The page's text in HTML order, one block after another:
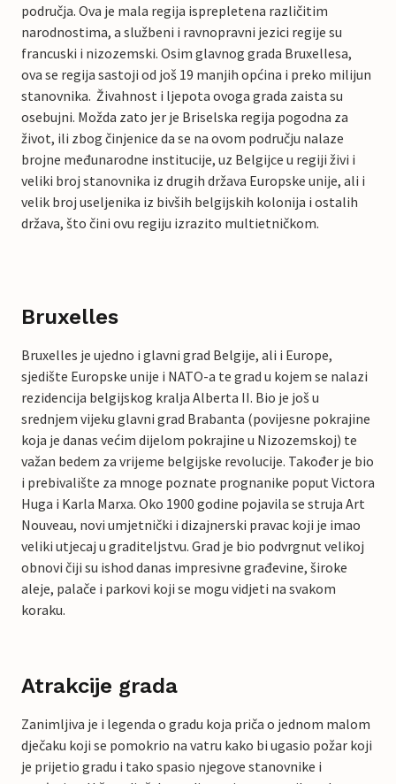
područja. Ova je mala regija isprepletena različitim
narodnostima, a službeni i ravnopravni jezici regije su
francuski i nizozemski. Osim glavnog grada Bruxellesa,
ova se regija sastoji od još 19 manjih općina i preko milijun
stanovnika. Živahnost i ljepota ovoga grada zaista su
osebujni. Možda zato jer je Briselska regija pogodna za
život, ili zbog činjenice da se na ovom području nalaze
brojne međunarodne institucije, uz Belgijce u regiji živi i
veliki broj stanovnika iz drugih država Europske unije, ali i
velik broj useljenika iz bivših belgijskih kolonija i ostalih
država, što čini ovu regiju izrazito multietničkom.
Bruxelles
Bruxelles je ujedno i glavni grad Belgije, ali i Europe,
sjedište Europske unije i NATO-a te grad u kojem se nalazi
rezidencija belgijskog kralja Alberta II. Bio je još u
srednjem vijeku glavni grad Brabanta (povijesne pokrajine
koja je danas većim dijelom pokrajine u Nizozemskoj) te
važan bedem za vrijeme belgijske revolucije. Također je bio
i prebivalište za mnoge poznate prognanike poput Victora
Huga i Karla Marxa. Oko 1900 godine pojavila se struja Art
Nouveau, novi umjetnički i dizajnerski pravac koji je imao
veliki utjecaj u graditeljstvu. Grad je bio podvrgnut velikoj
obnovi čiji su ishod danas impresivne građevine, široke
aleje, palače i parkovi koji se mogu vidjeti na svakom
koraku.
Atrakcije grada
Zanimljiva je i legenda o gradu koja priča o jednom malom
dječaku koji se pomokrio na vatru kako bi ugasio požar koji
je prijetio gradu i tako spasio njegove stanovnike i